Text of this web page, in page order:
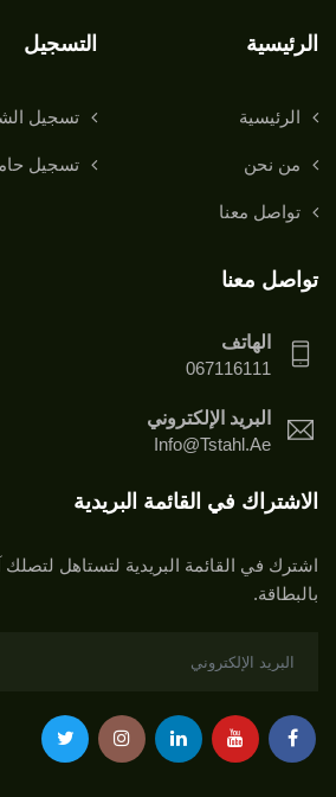
الرئيسية
الرئيسية
من نحن
تواصل معنا
التسجيل
تسجيل
تسجيل
تواصل معنا
الهاتف
067116111
البريد الإلكتروني
Info@tstahl.ae
الاشتراك في القائمة البريدية
اشترك في القائمة البريدية لتستاهل
بالبطاقة.